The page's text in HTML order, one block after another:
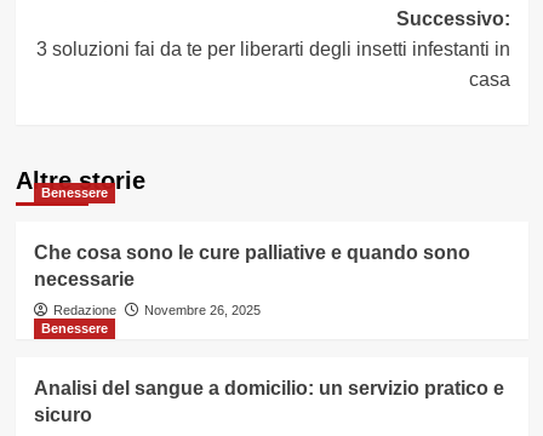
Successivo:
3 soluzioni fai da te per liberarti degli insetti infestanti in
casa
Altre storie
Benessere
Che cosa sono le cure palliative e quando sono
necessarie
Redazione
Novembre 26, 2025
Benessere
Analisi del sangue a domicilio: un servizio pratico e
sicuro